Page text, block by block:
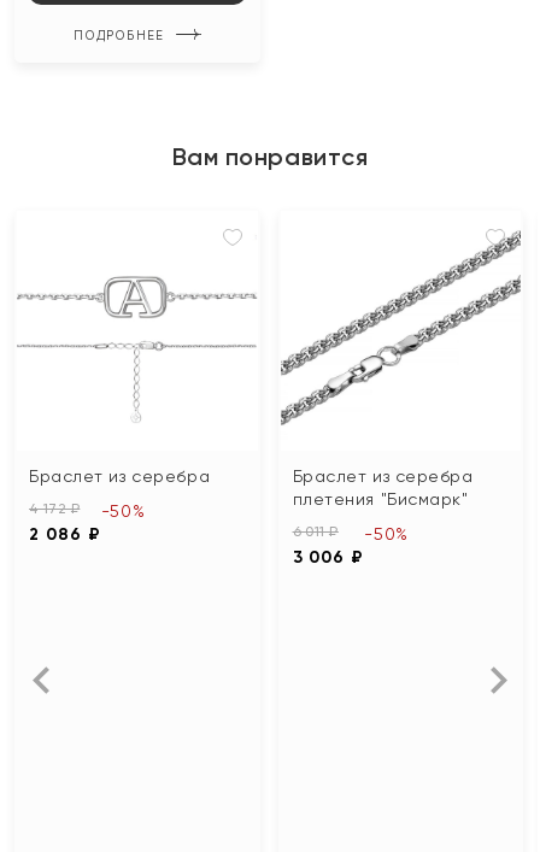
ПОДРОБНЕЕ
Вам понравится
Браслет из серебра
4 172 ₽
2 086 ₽
-50%
Браслет из серебра
плетения "Бисмарк"
6 011 ₽
3 006 ₽
-50%